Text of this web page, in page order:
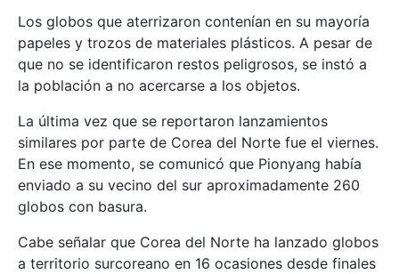
Los globos que aterrizaron contenían en su mayoría
papeles y trozos de materiales plásticos. A pesar de
que no se identificaron restos peligrosos, se instó a
la población a no acercarse a los objetos.
La última vez que se reportaron lanzamientos
similares por parte de Corea del Norte fue el viernes.
En ese momento, se comunicó que Pionyang había
enviado a su vecino del sur aproximadamente 260
globos con basura.
Cabe señalar que Corea del Norte ha lanzado globos
a territorio surcoreano en 16 ocasiones desde finales